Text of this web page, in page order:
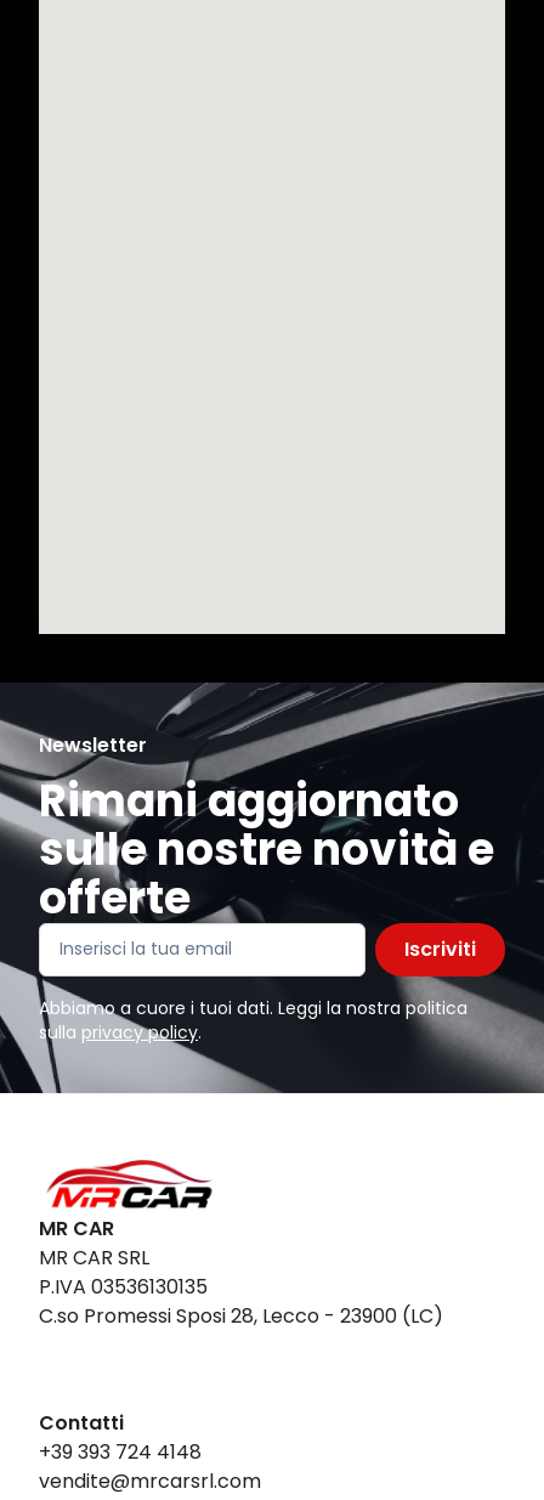
Newsletter
Rimani aggiornato
sulle nostre novità e
offerte
Iscriviti
Abbiamo a cuore i tuoi dati. Leggi la nostra politica
sulla privacy policy.
MR CAR
MR CAR SRL
P.IVA 03536130135
C.so Promessi Sposi 28, Lecco - 23900 (LC)
Contatti
+39 393 724 4148
vendite@mrcarsrl.com